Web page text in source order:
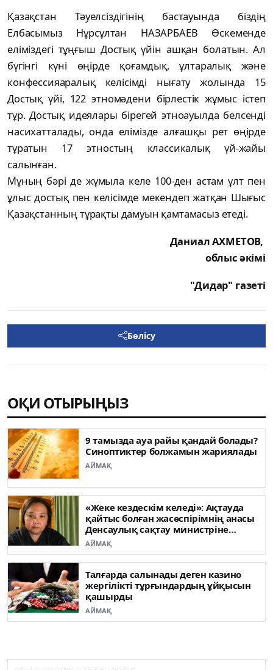
Қазақстан Тәуелсіздігінің бастауында біздің
Елбасымыз Нұрсұлтан НАЗАРБАЕВ Өскеменде
еліміздегі тұңғыш Достық үйін ашқан болатын. Ал
бүгінгі күні өңірде қоғамдық, ұлтаралық және
конфессияаралық келісімді нығату жолында 15
Достық үйі, 122 этномәдени бірлестік жұмыс істеп
тұр. Достық идеялары бірегей этноауылда белсенді
насихатталады, онда елімізде алғашқы рет өңірде
тұратын 17 этностың классикалық үй-жайы
салынған.
Мұның бәрі де жұмыла келе 100-ден астам ұлт пен
ұлыс достық пен келісімде мекендеп жатқан Шығыс
Қазақстанның тұрақты дамуын қамтамасыз етеді.
Даниал АХМЕТОВ,
облыс әкімі
"Дидар" газеті
Бөлісу
ОҚИ ОТЫРЫҢЫЗ
9 тамызда ауа райы қандай болады?
Синоптиктер болжамын жариялады
АЙМАҚ
«Жеке кездескім келеді»: Ақтауда
қайтыс болған жасөспірімнің анасы
Денсаулық сақтау министріне
жүгінді
АЙМАҚ
Талғарда салынады деген казино
жергілікті тұрғындардың ұйқысын
қашырды
АЙМАҚ